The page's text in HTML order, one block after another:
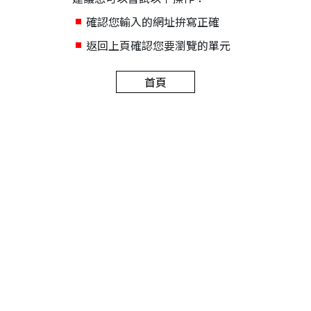
確認您輸入的網址拚寫正確
返回上頁確認您要瀏覽的單元
首頁